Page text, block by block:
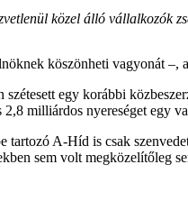
közel álló vállalkozók
köszönheti vagyonát
egy korábbi
milliárdos nyereséget egy
A-Híd is csak
sem volt megközelítőleg